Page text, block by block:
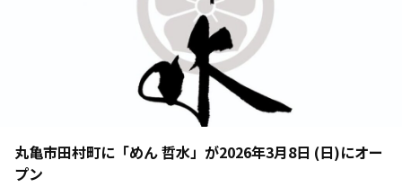
丸亀市田村町に「めん 哲水」が2026年3月8日 (日)にオー
プン